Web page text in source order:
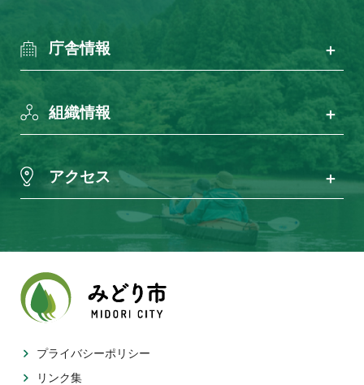
庁舎情報
組織情報
アクセス
プライバシーポリシー
リンク集